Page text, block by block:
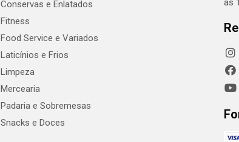
Conservas e Enlatados
Fitness
Food Service e Variados
Laticínios e Frios
Limpeza
Mercearia
Padaria e Sobremesas
Snacks e Doces
às